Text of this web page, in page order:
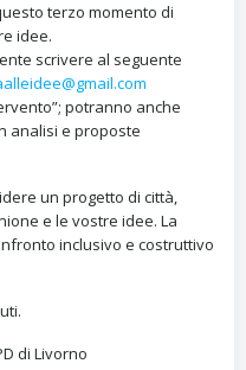
terzo momento di
idee.
scrivere al seguente
potranno anche
analisi e proposte
un progetto di città,
e le vostre idee. La
inclusivo e costruttivo
di Livorno